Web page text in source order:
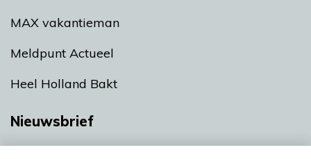
MAX vakantieman
Meldpunt Actueel
Heel Holland Bakt
Nieuwsbrief